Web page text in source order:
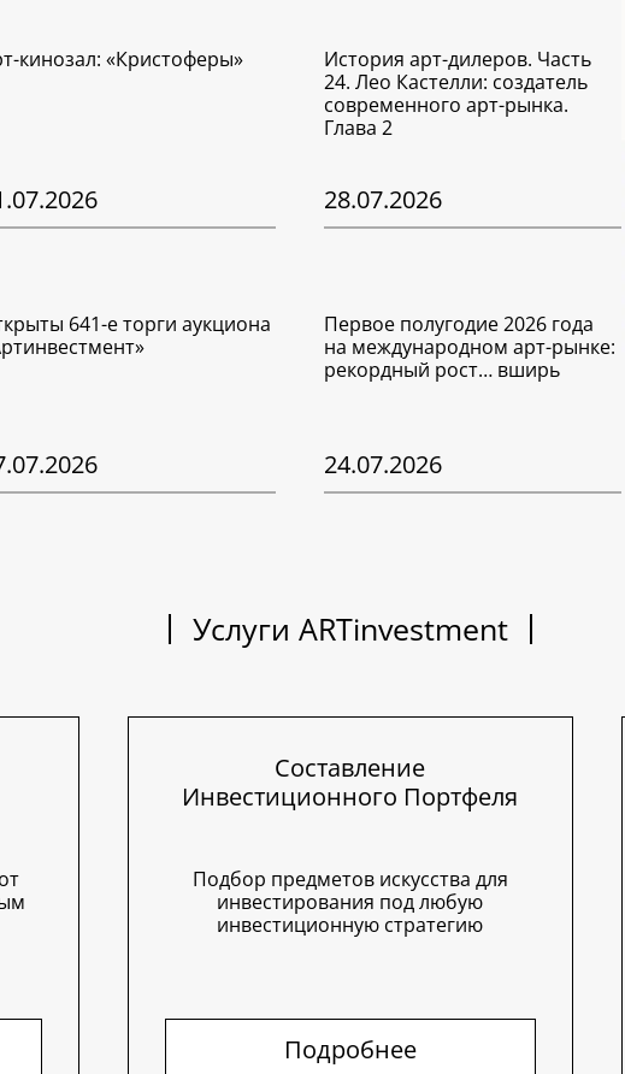
кинозал: «Кристоферы»
История арт-дилеров. Часть
24. Лео Кастелли: создатель
современного арт-рынка.
Глава 2
28.07.2026
641-е торги аукциона
Первое полугодие 2026 года
на международном арт-рынке:
рекордный рост… вширь
24.07.2026
Услуги ARTinvestment
Составление
Инвестиционного Портфеля
Подбор предметов искусства для
инвестирования под любую
инвестиционную стратегию
Подробнее